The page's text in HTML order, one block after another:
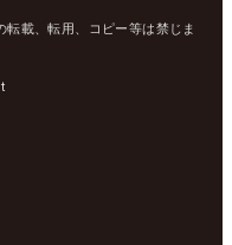
載、転用、コピー等は禁じま